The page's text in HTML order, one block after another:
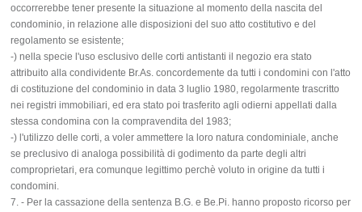
occorrerebbe tener presente la situazione al momento della nascita del
condominio, in relazione alle disposizioni del suo atto costitutivo e del
regolamento se esistente;
-) nella specie l'uso esclusivo delle corti antistanti il negozio era stato
attribuito alla condividente Br.As. concordemente da tutti i condomini con l'atto
di costituzione del condominio in data 3 luglio 1980, regolarmente trascritto
nei registri immobiliari, ed era stato poi trasferito agli odierni appellati dalla
stessa condomina con la compravendita del 1983;
-) l'utilizzo delle corti, a voler ammettere la loro natura condominiale, anche
se preclusivo di analoga possibilità di godimento da parte degli altri
comproprietari, era comunque legittimo perchè voluto in origine da tutti i
condomini.
7. - Per la cassazione della sentenza B.G. e Be.Pi. hanno proposto ricorso per